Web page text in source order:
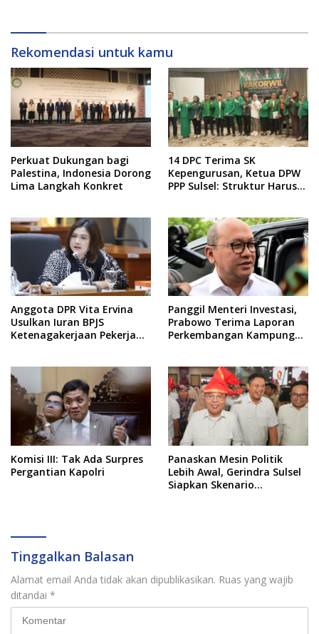
Rekomendasi untuk kamu
Perkuat Dukungan bagi
Palestina, Indonesia Dorong
Lima Langkah Konkret
14 DPC Terima SK
Kepengurusan, Ketua DPW
PPP Sulsel: Struktur Harus
Anggota DPR Vita Ervina
Usulkan Iuran BPJS
Ketenagakerjaan Pekerja
Panggil Menteri Investasi,
Prabowo Terima Laporan
Perkembangan Kampung
Komisi III: Tak Ada Surpres
Pergantian Kapolri
Panaskan Mesin Politik
Lebih Awal, Gerindra Sulsel
Siapkan Skenario
Tinggalkan Balasan
Alamat email Anda tidak akan dipublikasikan. Ruas yang wajib
ditandai *